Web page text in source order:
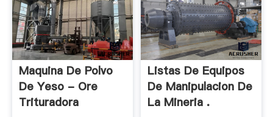
Maquina De Polvo
De Yeso - Ore
Trituradora
Listas De Equipos
De Manipulacion De
La Mineria .